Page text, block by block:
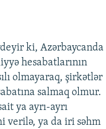
ki, Azərbaycanda
hesabatlarının
olmayaraq, şirkətlər
salmaq olmur.
ya ayrı-ayrı
verilə, ya da iri səhm